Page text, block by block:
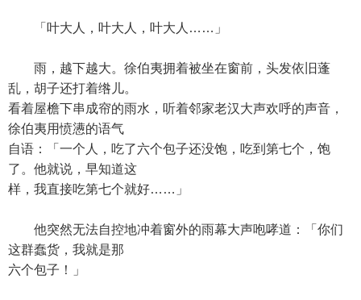
「叶大人，叶大人，叶大人……」
雨，越下越大。徐伯夷拥着被坐在窗前，头发依旧蓬
乱，胡子还打着绺儿。
看着屋檐下串成帘的雨水，听着邻家老汉大声欢呼的声音，
徐伯夷用愤懑的语气
自语：「一个人，吃了六个包子还没饱，吃到第七个，饱
了。他就说，早知道这
样，我直接吃第七个就好……」
他突然无法自控地冲着窗外的雨幕大声咆哮道：「你们
这群蠢货，我就是那
六个包子！」